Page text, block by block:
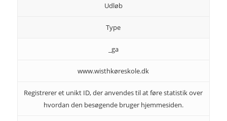
Udløb
Type
_ga
www.wisthkøreskole.dk
Registrerer et unikt ID, der anvendes til at føre statistik over
hvordan den besøgende bruger hjemmesiden.